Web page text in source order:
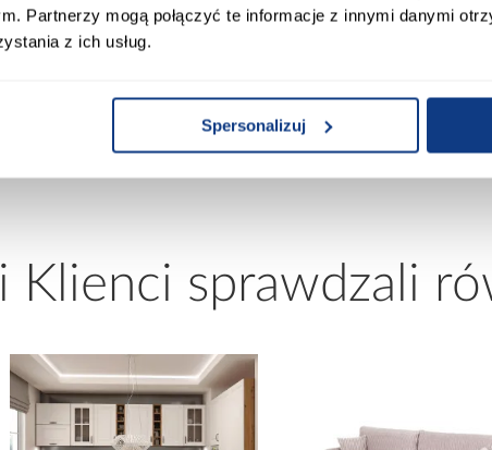
Partnerzy mogą połączyć te informacje z innymi danymi
z ich usług.
SpersonalizujOpcja oświetlenia:
Klienci sprawdzali